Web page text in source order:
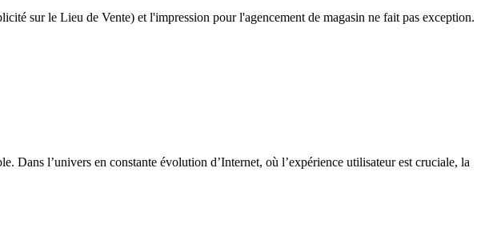
sur le Lieu de Vente) et l'impression pour l'agencement de magasin ne fait pas exception.
Dans l’univers en constante évolution d’Internet, où l’expérience utilisateur est cruciale, la